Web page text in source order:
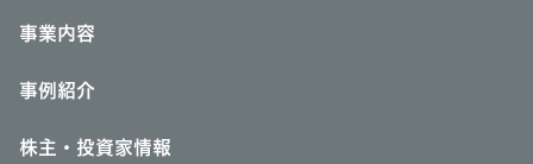
事業内容
事例紹介
株主・投資家情報